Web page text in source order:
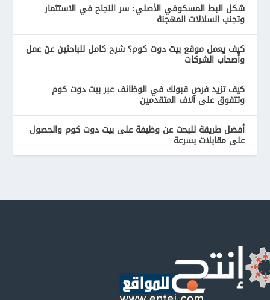
شكل البط المسكوفي الأصلي: سر النجاح في الاستثمار
وتجنب السلالات المهجنة
كيف يعمل موقع بيت دوت كوم؟ شرح كامل للباحثين عن عمل
وأصحاب الشركات
كيف تزيد فرص قبولك في الوظائف عبر بيت دوت كوم
وتتفوق على آلاف المتقدمين
أفضل طريقة للبحث عن وظيفة على بيت دوت كوم والحصول
على مقابلات بسرعة